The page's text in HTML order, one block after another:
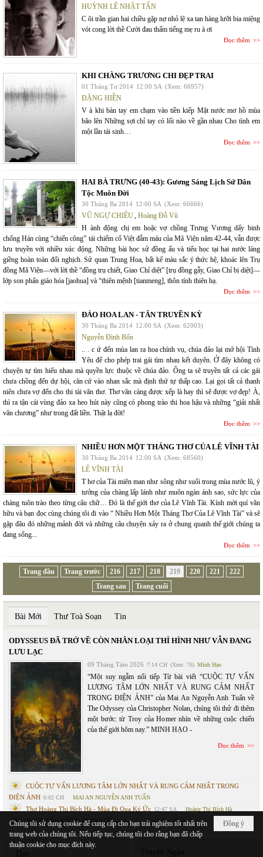
HUỲNH LÊ NHẬT TẤN
C õi trần gian hai chiều gặp nợ nhỏ lệ xa tan hàng lưỡi bia miệng
vót cong lời thề Cười đau thấm tiếng mẹ ru à ơi
Đọc thêm
KHI CHÀNG TRƯƠNG CHI ĐẸP TRAI
01 Tháng Tư 2014 12:00 SA (Xem: 66957)
ĐẶNG HIỀN
V à khi bàn tay em chạm vào tiền kiếp Mặt nước mơ hồ mùa
bão lên Những sợi chỉ tay có lối nào về gần nhau Cho tình em
một lần tái sinh…
Đọc thêm
HAI BÀ TRƯNG (40-43): Gương Sáng Lịch Sử Dân
Tộc Muôn Đời
30 Tháng Ba 2014 12:00 SA (Xem: 66666)
VŨ NGỰ CHIÊU, Hoàng Đỗ Vũ
H ành động chị em hoặc vợ chồng Trưng Vương dấy binh
chống Hán cùng “chiến công” tái chiếm cổ Việt đẫm máu của Mã Viện năm 42-44, vẫn được
lưu truyền với nhiều xúc động. Những bài học sử đồng ấu và tiểu học tại hai nước láng
giềng hoàn toàn đối nghịch. Sử quan Trung Hoa, bất kể màu sắc ý thức hệ, khoác lên Trụ
đồng Mã Viện—với lời thề “đồng trụ chiết, Giao Chỉ diệt” [trụ đồng gẫy, Giao Chỉ bị diệt]—
lớp son phấn giáo hóa [jaohua] và “thiên mệnh [tianmeng], thôn tính thiên hạ.
Đọc thêm
ĐẢO HOA LAN - TÂN TRUYỀN KỲ
30 Tháng Ba 2014 12:00 SA (Xem: 62003)
Nguyễn Đình Bổn
.. . c ứ đến mùa lan ra hoa chính vụ, chúa đảo lại mở hội Tình
Yêu để cho phép trai gái tìm nhau kết duyên. Ở đây không có
chuyện tự tìm hiểu nhau mà quyền lực thuộc về chúa đảo. Ông ta sẽ truyền tất cả các gái
chưa chồng đến dự hội, căn cứ vào nhan sắc mà định thứ tự thấp cao. Lại gọi tất cả thanh
niên chưa vợ đến cho thi tài văn thơ. Thơ văn càng được xếp là hay thì sẽ được vợ đẹp! À,
thì ra tận cái vùng đảo xa heo hút này cũng có phong trào thi hoa hậu và những “giải nhất
văn chương” như trong đất liền. Thật lạ đời!
Đọc thêm
NHIỀU HƠN MỘT THÁNG THƠ CỦA LÊ VĨNH TÀI
30 Tháng Ba 2014 12:00 SA (Xem: 68560)
LÊ VĨNH TÀI
T hơ của Tài miên man như sông như suối trong mùa nước lũ, ý
tưởng của chàng lấp lánh như muôn ngàn ánh sao, sức lực của
chàng tuôn trào theo từng câu chữ… Đó là thế giới thơ của Lê Vĩnh Tài. Kính mời quí văn
hữu và bạn đọc cùng chúng tôi đi vào “ Nhiều Hơn Một Tháng Thơ Của Lê Vĩnh Tài” và sẽ
gặp đâu đó những mảnh đời và những câu chuyện xảy ra ở chung quanh thế giới chúng ta
đang sống...
Đọc thêm
Trang đầu Trang trước 216 217 218 219 220 221
222
Trang sau
Trang cuối
Bài Mới Thư Toà Soạn Tin
ODYSSEUS ĐÃ TRỞ VỀ CÒN NHÂN LOẠI THÌ HÌNH NHƯ VẪN ĐANG
LƯU LẠC
09 Tháng Tám 2026 7:14 CH (Xem: 76) Minh Hạo
“Một suy ngẫm nối tiếp Từ bài viết “CUỘC TỰ VẤN
LƯƠNG TÂM LỚN NHẤT VÀ RUNG CẢM NHẤT
TRONG ĐIỆN ẢNH” của Mai An Nguyễn Anh Tuấn về
The Odyssey của Christopher Nolan, chúng tôi thử đi thêm
một bước: từ Troy của Homer nhìn về những cuộc chiến
của thế giới hôm nay.” MINH HẠO -
Đọc thêm
CUỘC TỰ VẤN LƯƠNG TÂM LỚN NHẤT VÀ RUNG CẢM NHẤT TRONG
ĐIỆN ẢNH 6:02 CH MAI AN NGUYỄN ANH TUẤN
Thơ Hoàng Thị Bích Hà - Mùa Đi Qua Ký Ức 12:47 SA Hoàng Thị Bích Hà
NGHE SẦU RIÊNG CHÍN TỚI 11:11 CH Trần Kiêm Đoàn
Thơ
Đồng ý
Chúng tôi sử dụng cookie để cung cấp cho bạn trải nghiệm tốt nhất trên
trang web của chúng tôi. Nếu tiếp tục, chúng tôi cho rằng bạn đã chấp
thuận cookie cho mục đích này.